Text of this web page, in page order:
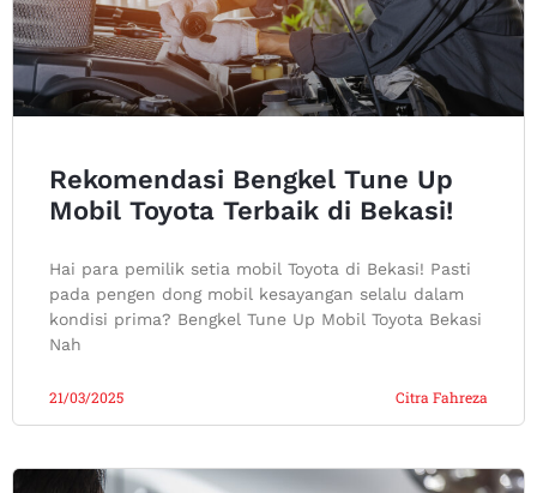
Rekomendasi Bengkel Tune Up
Mobil Toyota Terbaik di Bekasi!
Hai para pemilik setia mobil Toyota di Bekasi! Pasti
pada pengen dong mobil kesayangan selalu dalam
kondisi prima? Bengkel Tune Up Mobil Toyota Bekasi
Nah
Citra Fahreza
21/03/2025